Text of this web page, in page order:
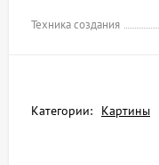
Техника создания
Категории: Картины